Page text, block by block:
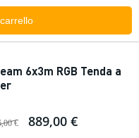
6x3m RGB Tenda a
€ 889,00 €